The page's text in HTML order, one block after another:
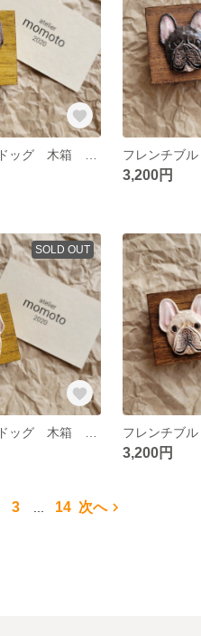
3,200円
SOLD OUT
3,200円
3 14 次へ